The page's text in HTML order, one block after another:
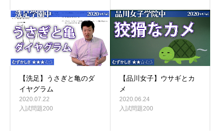
【洗足】うさぎと亀のダ
イヤグラム
2020.07.22
入試問題200
【品川女子】ウサギとカ
メ
2020.06.24
入試問題200